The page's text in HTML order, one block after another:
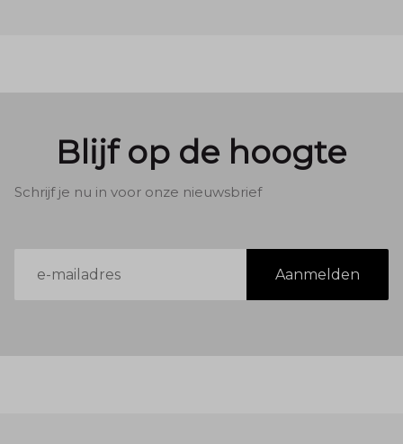
Blijf op de hoogte
Schrijf je nu in voor onze nieuwsbrief
mailadres
Aanmelden